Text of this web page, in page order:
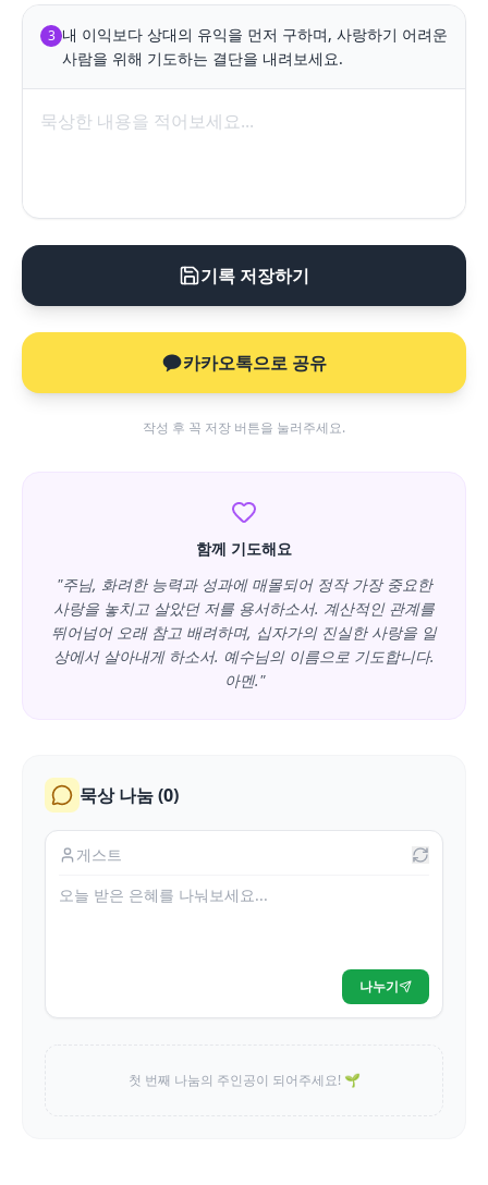
3 내 이익보다 상대의 유익을 먼저 구하며, 사랑하기 어려운
사람을 위해 기도하는 결단을 내려보세요.
기록 저장하기
카카오톡으로 공유
작성 후 꼭 저장 버튼을 눌러주세요.
함께 기도해요
"주님, 화려한 능력과 성과에 매몰되어 정작 가장 중요한
사랑을 놓치고 살았던 저를 용서하소서. 계산적인 관계를
뛰어넘어 오래 참고 배려하며, 십자가의 진실한 사랑을 일
상에서 살아내게 하소서. 예수님의 이름으로 기도합니다.
아멘."
묵상 나눔 (0)
나누기
첫 번째 나눔의 주인공이 되어주세요! 🌱